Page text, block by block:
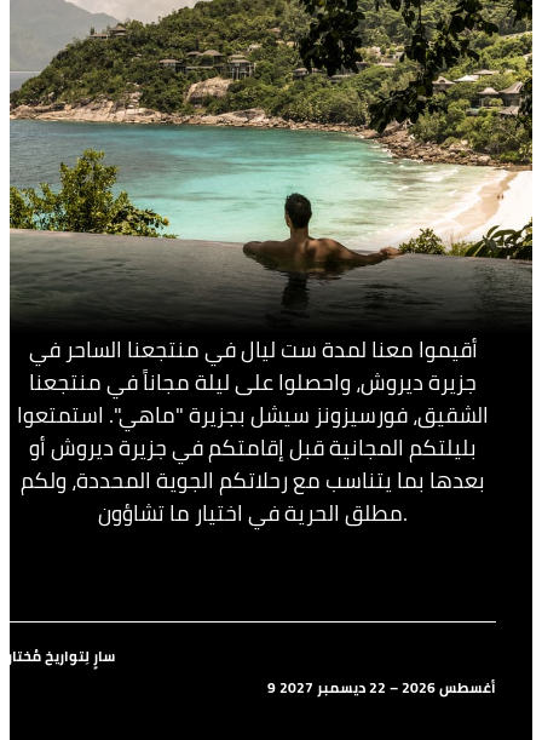
أقيموا معنا لمدة ست ليال في منتجعنا الساحر في
جزيرة ديروش، واحصلوا على ليلة مجاناً في منتجعنا
الشقيق، فورسيزونز سيشل بجزيرة "ماهي". استمتعوا
بليلتكم المجانية قبل إقامتكم في جزيرة ديروش أو
بعدها بما يتناسب مع رحلاتكم الجوية المحددة، ولكم
مطلق الحرية في اختيار ما تشاؤون.
سارٍ لِتواريخ
9 أغسطس 2026 – 22 ديسمبر 2027